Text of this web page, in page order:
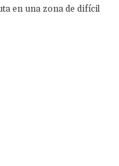
en una zona de difícil